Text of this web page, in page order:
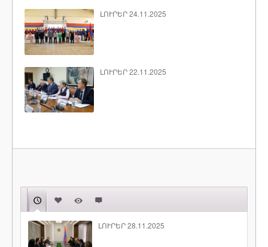
ԼՈՒՐԵՐ 24.11.2025
ԼՈՒՐԵՐ 22.11.2025
ԼՈՒՐԵՐ 28.11.2025